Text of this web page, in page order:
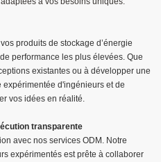
produits de stockage d’énergie
performance les plus élevées. Que
existantes ou à développer une
d'ingénieurs et de
vos idées en réalité.
transparente
avec nos services ODM. Notre
expérimentés est prête à collaborer